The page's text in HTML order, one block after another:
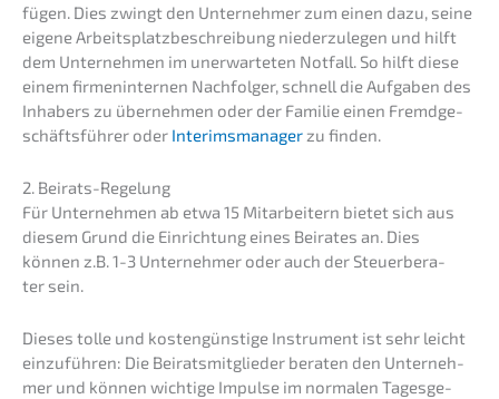
fü­gen. Dies zwingt den Unter­neh­mer zum einen dazu, seine
eigene Arbeits­platz­be­schrei­bung nieder­zu­le­gen und hilft
dem Unter­neh­men im unerwar­te­ten Notfall. So hilft diese
einem firmen­in­ter­nen Nachfol­ger, schnell die Aufga­ben des
Inhabers zu überneh­men oder der Familie einen Fremd­ge­
schäfts­füh­rer oder Interims­ma­na­ger zu finden.
2. Beirats-Regelung
Für Unter­neh­men ab etwa 15 Mitar­bei­tern bietet sich aus
diesem Grund die Einrich­tung eines Beira­tes an. Dies
können z.B. 1-3 Unter­neh­mer oder auch der Steuer­be­ra­
ter sein.
Dieses tolle und kosten­güns­ti­ge Instru­ment ist sehr leicht
einzu­füh­ren: Die Beirats­mit­glie­der beraten den Unter­neh­
mer und können wichti­ge Impul­se im norma­len Tages­ge­